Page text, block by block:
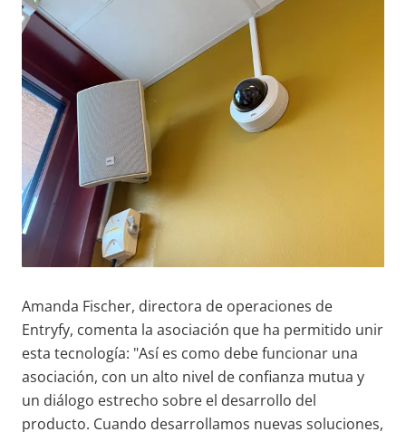
Amanda Fischer, directora de operaciones de
Entryfy, comenta la asociación que ha permitido unir
esta tecnología: "Así es como debe funcionar una
asociación, con un alto nivel de confianza mutua y
un diálogo estrecho sobre el desarrollo del
producto. Cuando desarrollamos nuevas soluciones,